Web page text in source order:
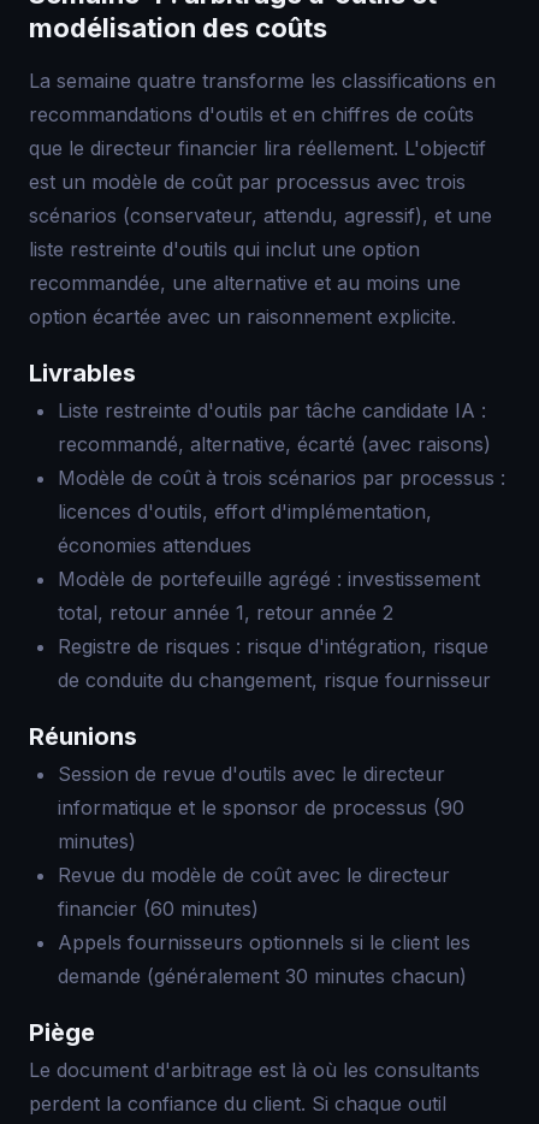
modélisation des coûts
La semaine quatre transforme les classifications en
recommandations d'outils et en chiffres de coûts
que le directeur financier lira réellement. L'objectif
est un modèle de coût par processus avec trois
scénarios (conservateur, attendu, agressif), et une
liste restreinte d'outils qui inclut une option
recommandée, une alternative et au moins une
option écartée avec un raisonnement explicite.
Livrables
Liste restreinte d'outils par tâche candidate IA :
recommandé, alternative, écarté (avec raisons)
Modèle de coût à trois scénarios par processus :
licences d'outils, effort d'implémentation,
économies attendues
Modèle de portefeuille agrégé : investissement
total, retour année 1, retour année 2
Registre de risques : risque d'intégration, risque
de conduite du changement, risque fournisseur
Réunions
Session de revue d'outils avec le directeur
informatique et le sponsor de processus (90
minutes)
Revue du modèle de coût avec le directeur
financier (60 minutes)
Appels fournisseurs optionnels si le client les
demande (généralement 30 minutes chacun)
Piège
Le document d'arbitrage est là où les consultants
perdent la confiance du client. Si chaque outil